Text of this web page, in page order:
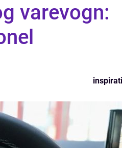
varevogn: